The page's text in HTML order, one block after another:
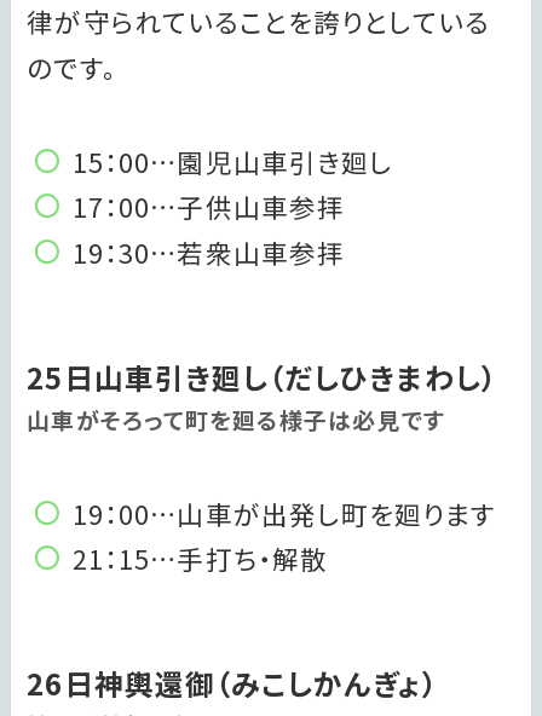
律が守られていることを誇りとしている
のです。
15：00…園児山車引き廻し
17：00…子供山車参拝
19：30…若衆山車参拝
25日山車引き廻し（だしひきまわし）
山車がそろって町を廻る様子は必見です
19：00…山車が出発し町を廻ります
21：15…手打ち・解散
26日神輿還御（みこしかんぎょ）